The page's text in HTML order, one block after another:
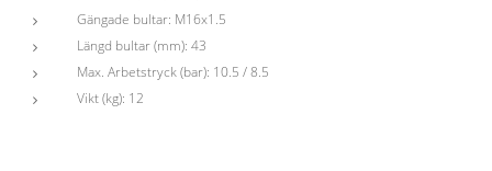
Gängade bultar: M16x1.5
Längd bultar (mm): 43
Max. Arbetstryck (bar): 10.5 / 8.5
Vikt (kg): 12